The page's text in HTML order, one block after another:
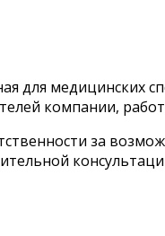
для медицинских
компании,
за